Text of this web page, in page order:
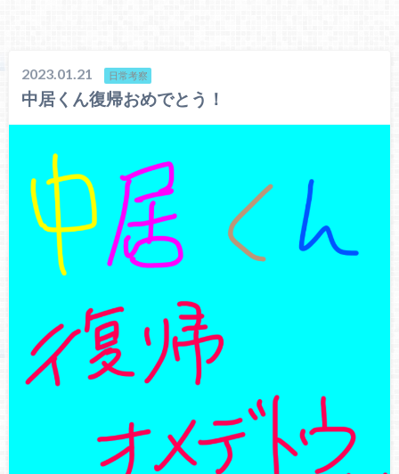
2023.01.21 日常考察
中居くん復帰おめでとう！